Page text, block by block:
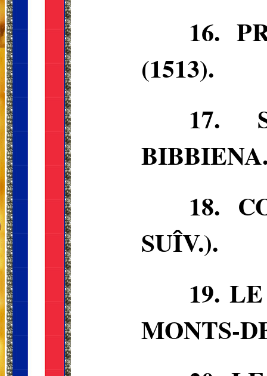
16.
(1513).
17.
18.
SUÎV.).
19.
MONTS-